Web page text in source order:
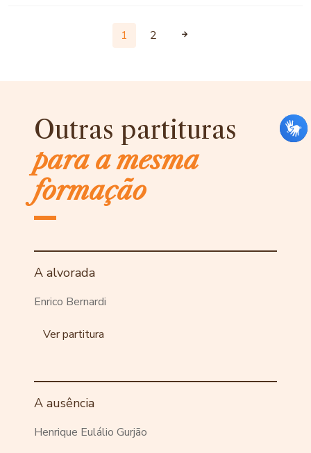
1 2
Outras partituras
para a mesma
formação
A alvorada
Enrico Bernardi
Ver partitura
A ausência
Henrique Eulálio Gurjão